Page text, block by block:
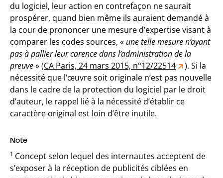
du logiciel, leur action en contrefaçon ne saurait
prospérer, quand bien même ils auraient demandé à
la cour de prononcer une mesure d’expertise visant à
comparer les codes sources, « une telle mesure n’ayant
pas à pallier leur carence dans l’administration de la
preuve» (CA Paris, 24 mars 2015, n°12/22514
). Si la
nécessité que l’œuvre soit originale n’est pas nouvelle
dans le cadre de la protection du logiciel par le droit
d’auteur, le rappel lié à la nécessité d’établir ce
caractère original est loin d’être inutile.
Note
1 Concept selon lequel des internautes acceptent de
s’exposer à la réception de publicités ciblées en